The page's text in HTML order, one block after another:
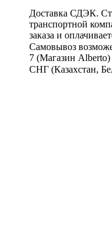
Доставка СДЭК.
транспортной
заказа и
Самовывоз
7 (Магазин Alberto)
СНГ (Казахстан,